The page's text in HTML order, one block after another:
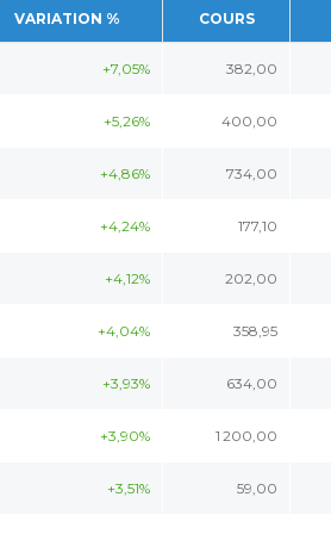
VARIATION % COURS
+7,05% 382,00
+5,26% 400,00
+4,86% 734,00
+4,24% 177,10
+4,12% 202,00
+4,04% 358,95
+3,93% 634,00
+3,90% 1 200,00
+3,51% 59,00